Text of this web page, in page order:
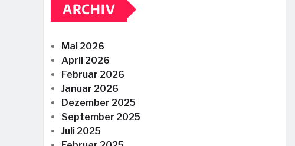
ARCHIV
Mai 2026
April 2026
Februar 2026
Januar 2026
Dezember 2025
September 2025
Juli 2025